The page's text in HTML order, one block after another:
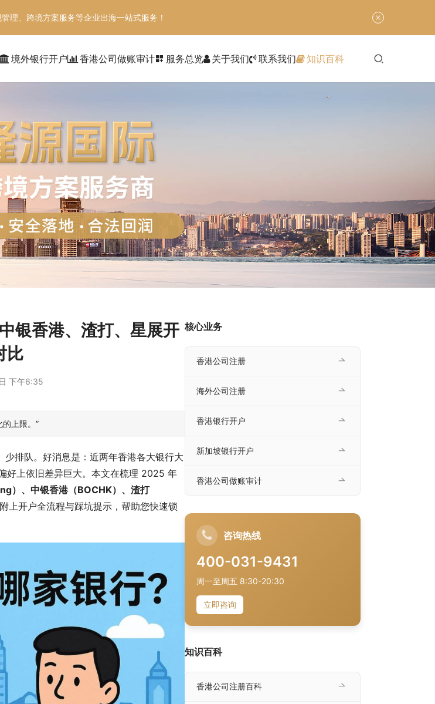
理、跨境方案服务等企业出海一站式服务！
境外银行开户 香港公司做账审计dashboard_customize 服务总览 关于我们 联系我们 知识百科
银香港、渣打、星展开
比
下午6:35
上限。”
少排队。好消息是：近两年香港各大银行大
好上依旧差异巨大。本文在梳理 2025 年
）、中银香港（BOCHK）、渣打
上开户全流程与踩坑提示，帮助您快速锁
核心业务
香港公司注册
海外公司注册
香港银行开户
新加坡银行开户
香港公司做账审计
咨询热线
400-031-9431
周一至周五 8:30-20:30
立即咨询
知识百科
香港公司注册百科